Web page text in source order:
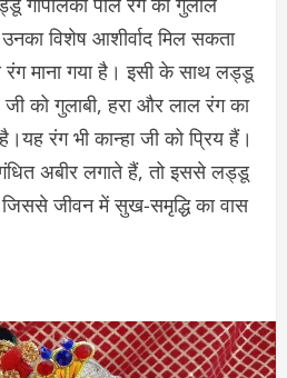
विशेष आशीर्वाद मिल सकता
रंग माना गया है। इसी के साथ लड्डू
को गुलाबी, हरा और लाल रंग का
रंग भी कान्हा जी को प्रिय हैं।
अबीर लगाते हैं, तो इससे लड्डू
जिससे जीवन में सुख-समृद्धि का वास